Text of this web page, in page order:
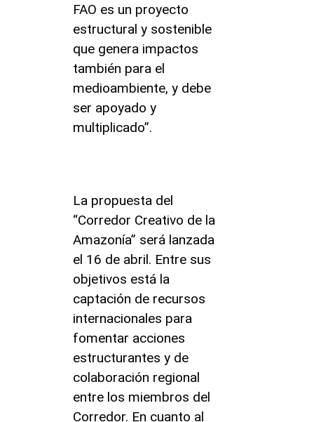
FAO es un proyecto
estructural y sostenible
que genera impactos
también para el
medioambiente, y debe
ser apoyado y
multiplicado”.
La propuesta del
“Corredor Creativo de la
Amazonía” será lanzada
el 16 de abril. Entre sus
objetivos está la
captación de recursos
internacionales para
fomentar acciones
estructurantes y de
colaboración regional
entre los miembros del
Corredor. En cuanto al